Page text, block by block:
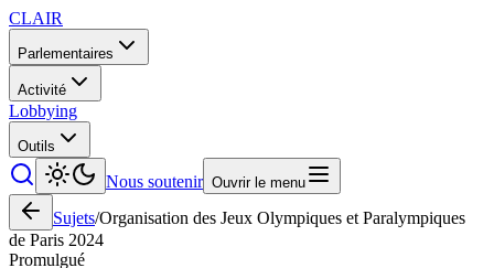
CLAIR
Parlementaires
Activité
Lobbying
Outils
Nous soutenir Ouvrir le menu
Sujets/Organisation des Jeux Olympiques et Paralympiques
de Paris 2024
Promulgué